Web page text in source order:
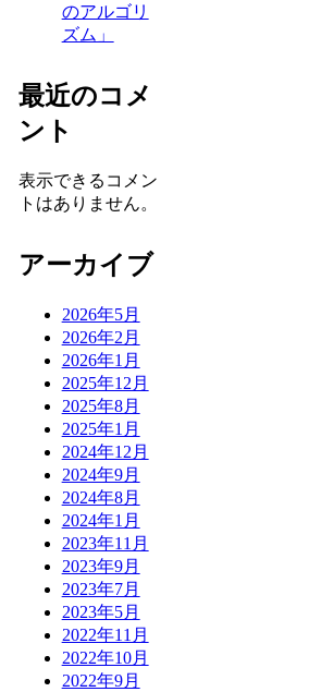
のアルゴリ
ズム」
最近のコメ
ント
表示できるコメン
トはありません。
アーカイブ
2026年5月
2026年2月
2026年1月
2025年12月
2025年8月
2025年1月
2024年12月
2024年9月
2024年8月
2024年1月
2023年11月
2023年9月
2023年7月
2023年5月
2022年11月
2022年10月
2022年9月